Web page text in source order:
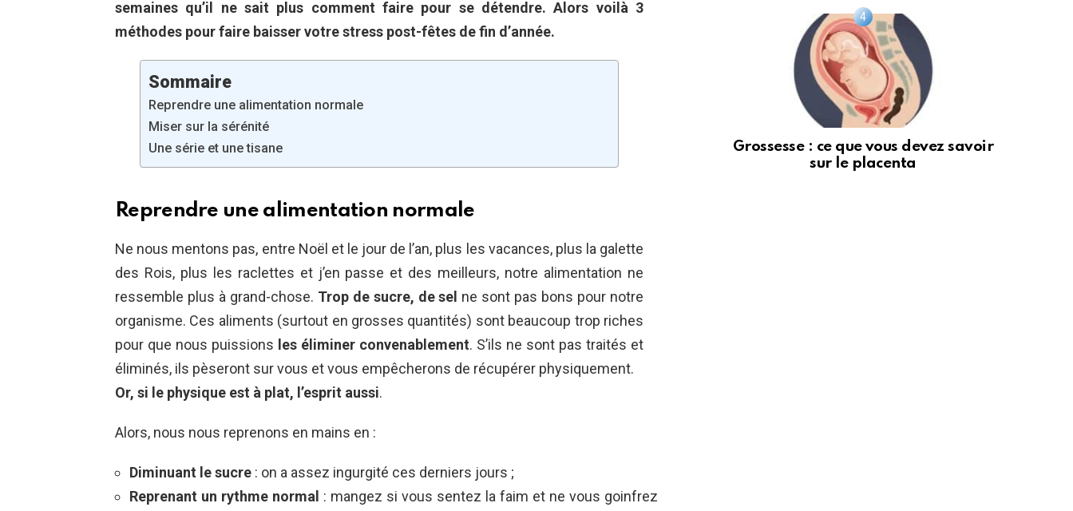
semaines qu’il ne sait plus comment faire pour se détendre. Alors voilà 3
méthodes pour faire baisser votre stress post-fêtes de fin d’année.
Sommaire
Reprendre une alimentation normale
Miser sur la sérénité
Une série et une tisane
Reprendre une alimentation normale
Ne nous mentons pas, entre Noël et le jour de l’an, plus les vacances, plus la galette
des Rois, plus les raclettes et j’en passe et des meilleurs, notre alimentation ne
ressemble plus à grand-chose. Trop de sucre, de sel ne sont pas bons pour notre
organisme. Ces aliments (surtout en grosses quantités) sont beaucoup trop riches
pour que nous puissions les éliminer convenablement. S’ils ne sont pas traités et
éliminés, ils pèseront sur vous et vous empêcherons de récupérer physiquement.
Or, si le physique est à plat, l’esprit aussi.
Alors, nous nous reprenons en mains en :
Diminuant le sucre : on a assez ingurgité ces derniers jours ;
Reprenant un rythme normal : mangez si vous sentez la faim et ne vous goinfrez
Grossesse : ce que vous devez savoir
sur le placenta